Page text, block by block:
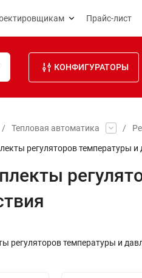
Прайс-лист
КОНФИГУРАТОРЫ
/ Тепловая автоматика /
регуляторов температуры и
регуляторов температуры и